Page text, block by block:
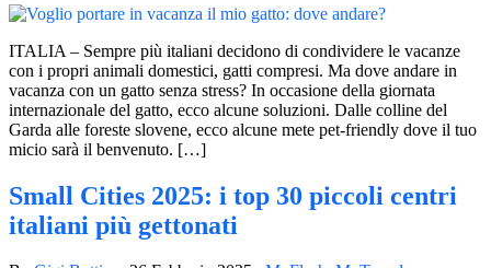
ITALIA – Sempre più italiani decidono di condividere le vacanze
con i propri animali domestici, gatti compresi. Ma dove andare in
vacanza con un gatto senza stress? In occasione della giornata
internazionale del gatto, ecco alcune soluzioni. Dalle colline del
Garda alle foreste slovene, ecco alcune mete pet-friendly dove il tuo
micio sarà il benvenuto. […]
Small Cities 2025: i top 30 piccoli centri
italiani più gettonati